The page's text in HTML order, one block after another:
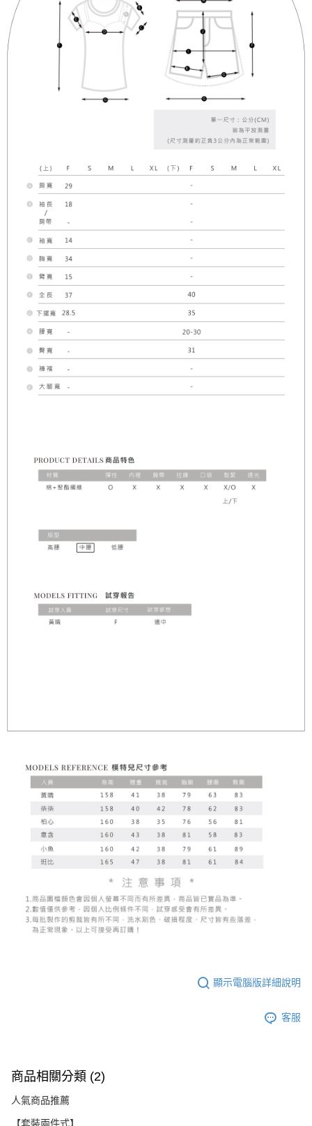
顯示電腦版詳細說明
客服
商品相關分類 (2)
人氣商品推薦
【套裝兩件式】